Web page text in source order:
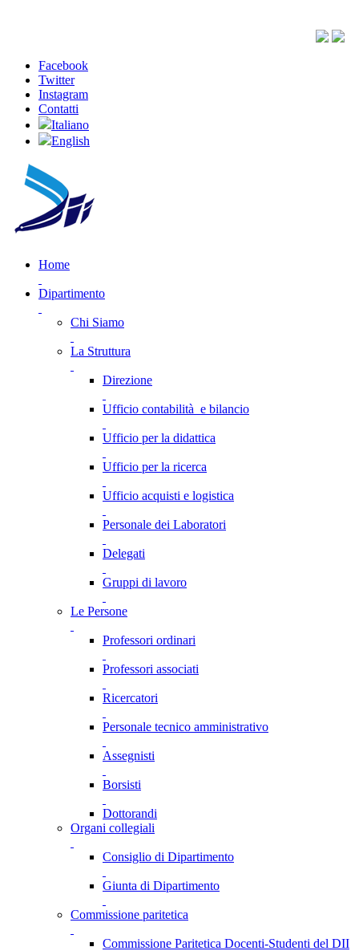
Facebook
Twitter
Instagram
Contatti
Italiano
English
Home
Dipartimento
Chi Siamo
La Struttura
Direzione
Ufficio contabilità e bilancio
Ufficio per la didattica
Ufficio per la ricerca
Ufficio acquisti e logistica
Personale dei Laboratori
Delegati
Gruppi di lavoro
Le Persone
Professori ordinari
Professori associati
Ricercatori
Personale tecnico amministrativo
Assegnisti
Borsisti
Dottorandi
Organi collegiali
Consiglio di Dipartimento
Giunta di Dipartimento
Commissione paritetica
Commissione Paritetica Docenti-Studenti del DII